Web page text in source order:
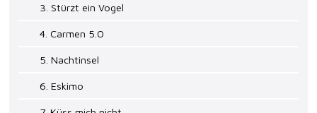
3. Stürzt ein Vogel
4. Carmen 5.0
5. Nachtinsel
6. Eskimo